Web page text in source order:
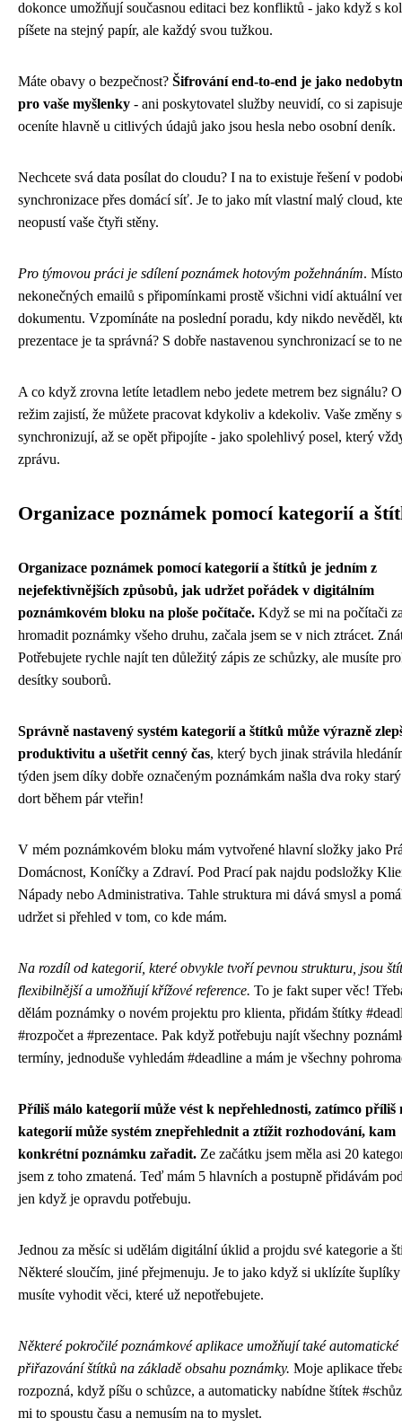
dokonce umožňují současnou editaci bez konfliktů - jako když s
píšete na stejný papír, ale každý svou tužkou.
Máte obavy o bezpečnost? Šifrování end-to-end je jako
pro vaše myšlenky - ani poskytovatel služby neuvidí, co si
oceníte hlavně u citlivých údajů jako jsou hesla nebo osobní deník.
Nechcete svá data posílat do cloudu? I na to existuje řešení v
synchronizace přes domácí síť. Je to jako mít vlastní malý cloud,
neopustí vaše čtyři stěny.
Pro týmovou práci je sdílení poznámek hotovým požehnáním. Místo
nekonečných emailů s připomínkami prostě všichni vidí aktuální
dokumentu. Vzpomínáte na poslední poradu, kdy nikdo nevěděl,
prezentace je ta správná? S dobře nastavenou synchronizací se to
A co když zrovna letíte letadlem nebo jedete metrem bez signálu?
režim zajistí, že můžete pracovat kdykoliv a kdekoliv. Vaše změny
synchronizují, až se opět připojíte - jako spolehlivý posel, který
zprávu.
Organizace poznámek pomocí kategorií a
Organizace poznámek pomocí kategorií a štítků je jedním z
nejefektivnějších způsobů, jak udržet pořádek v digitálním
poznámkovém bloku na ploše počítače. Když se mi na počítači
hromadit poznámky všeho druhu, začala jsem se v nich ztrácet.
Potřebujete rychle najít ten důležitý zápis ze schůzky, ale musíte
desítky souborů.
Správně nastavený systém kategorií a štítků může výrazně
produktivitu a ušetřit cenný čas, který bych jinak strávila
týden jsem díky dobře označeným poznámkám našla dva roky
dort během pár vteřin!
V mém poznámkovém bloku mám vytvořené hlavní složky jako
Domácnost, Koníčky a Zdraví. Pod Prací pak najdu podsložky
Nápady nebo Administrativa. Tahle struktura mi dává smysl a
udržet si přehled v tom, co kde mám.
Na rozdíl od kategorií, které obvykle tvoří pevnou strukturu, jsou
flexibilnější a umožňují křížové reference. To je fakt super věc!
dělám poznámky o novém projektu pro klienta, přidám štítky
#rozpočet a #prezentace. Pak když potřebuju najít všechny
termíny, jednoduše vyhledám #deadline a mám je všechny
Příliš málo kategorií může vést k nepřehlednosti, zatímco příliš
kategorií může systém znepřehlednit a ztížit rozhodování, kam
konkrétní poznámku zařadit. Ze začátku jsem měla asi 20
jsem z toho zmatená. Teď mám 5 hlavních a postupně přidávám
jen když je opravdu potřebuju.
Jednou za měsíc si udělám digitální úklid a projdu své kategorie a
Některé sloučím, jiné přejmenuju. Je to jako když si uklízíte šuplíky
musíte vyhodit věci, které už nepotřebujete.
Některé pokročilé poznámkové aplikace umožňují také automatické
přiřazování štítků na základě obsahu poznámky. Moje aplikace
rozpozná, když píšu o schůzce, a automaticky nabídne štítek
mi to spoustu času a nemusím na to myslet.